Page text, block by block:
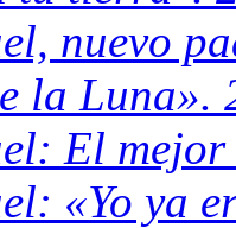
nuevo
la Luna».
El mejor
«Yo ya